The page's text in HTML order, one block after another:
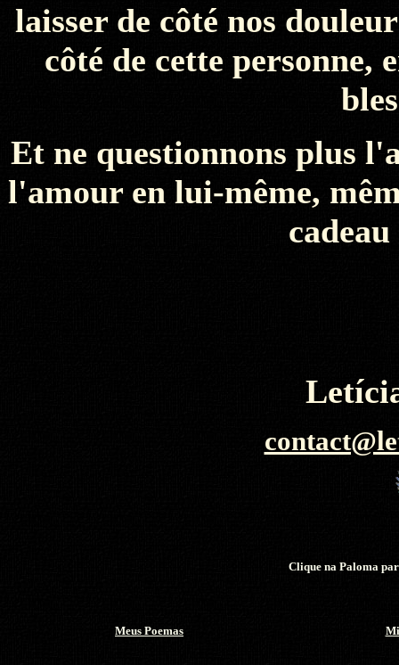
laisser de côté nos
côté de cette personne,
Et ne questionnons plus
l'amour en lui-même,
Clique na Paloma
Meus Poemas